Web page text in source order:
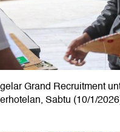
Grand Recruitment
Sabtu (10/1/